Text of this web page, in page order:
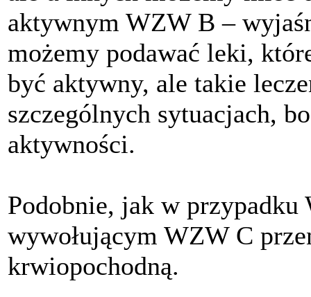
aktywnym WZW B –
możemy podawać leki,
być aktywny, ale takie
szczególnych sytuacjach,
aktywności.
Podobnie, jak w
wywołującym WZW C
krwiopochodną.